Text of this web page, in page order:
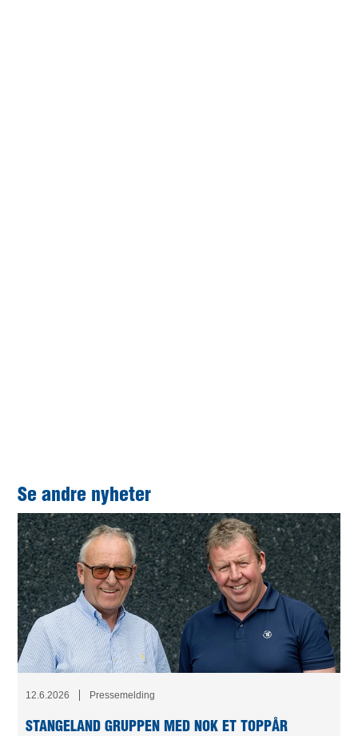
Se andre nyheter
12.6.2026 Pressemelding
STANGELAND GRUPPEN MED NOK ET TOPPÅR